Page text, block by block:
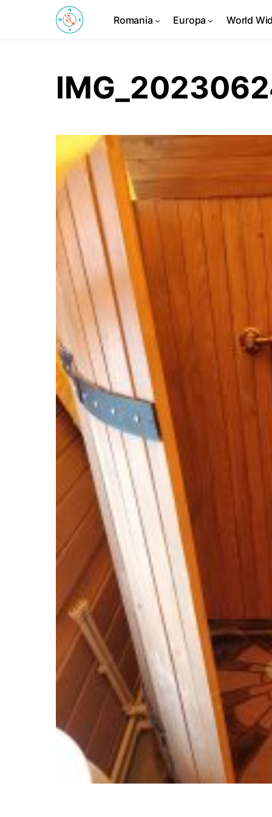
Romania Europa World